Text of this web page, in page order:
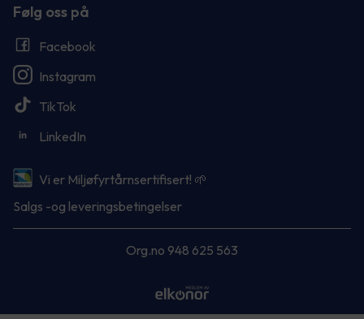
Følg oss på
Facebook
Instagram
TikTok
LinkedIn
Vi er Miljøfyrtårnsertifisert! 🌱
Salgs -og leveringsbetingelser
Org.no 948 625 563